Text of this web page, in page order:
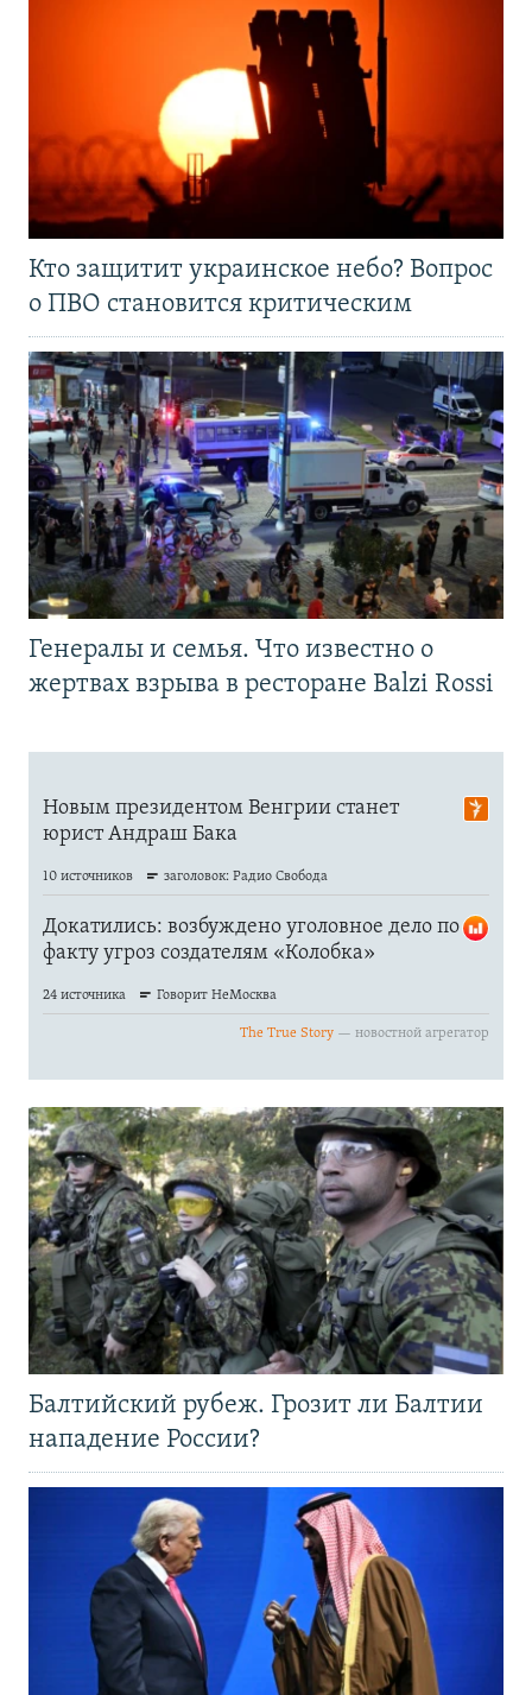
Кто защитит украинское небо? Вопрос
о ПВО становится критическим
Генералы и семья. Что известно о
жертвах взрыва в ресторане Balzi Rossi
Балтийский рубеж. Грозит ли Балтии
нападение России?